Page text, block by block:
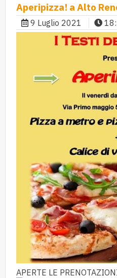
Aperipizza! a Alto
9 Luglio 2021
APERTE LE